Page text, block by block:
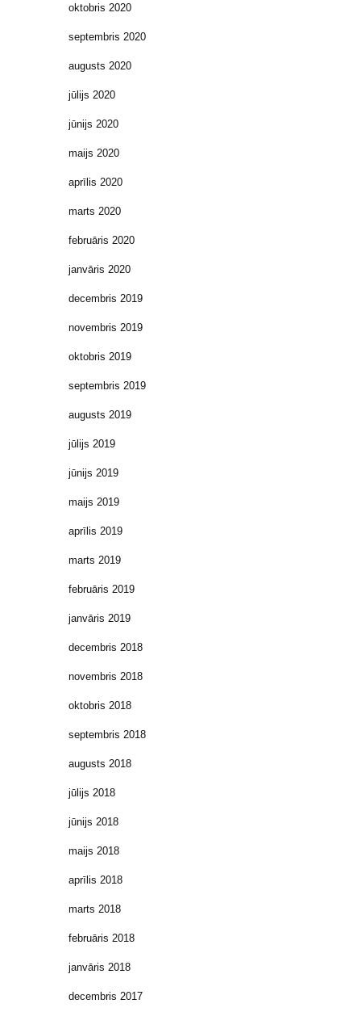
oktobris 2020
septembris 2020
augusts 2020
jūlijs 2020
jūnijs 2020
maijs 2020
aprīlis 2020
marts 2020
februāris 2020
janvāris 2020
decembris 2019
novembris 2019
oktobris 2019
septembris 2019
augusts 2019
jūlijs 2019
jūnijs 2019
maijs 2019
aprīlis 2019
marts 2019
februāris 2019
janvāris 2019
decembris 2018
novembris 2018
oktobris 2018
septembris 2018
augusts 2018
jūlijs 2018
jūnijs 2018
maijs 2018
aprīlis 2018
marts 2018
februāris 2018
janvāris 2018
decembris 2017